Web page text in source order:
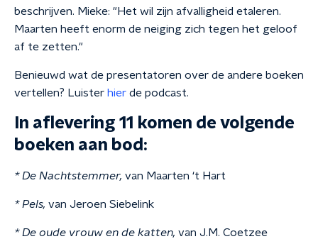
beschrijven. Mieke: "Het wil zijn afvalligheid etaleren.
Maarten heeft enorm de neiging zich tegen het geloof
af te zetten."
Benieuwd wat de presentatoren over de andere boeken
vertellen? Luister hier de podcast.
In aflevering 11 komen de volgende
boeken aan bod:
* De Nachtstemmer, van Maarten ‘t Hart
* Pels, van Jeroen Siebelink
* De oude vrouw en de katten, van J.M. Coetzee